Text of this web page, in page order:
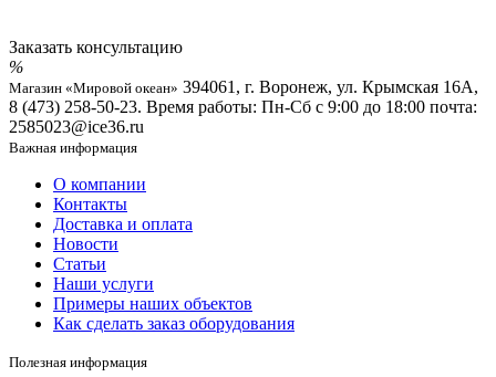
Заказать консультацию
Магазин «Мировой океан» 394061, г. Воронеж, ул. Крымская 16А,
8 (473) 258-50-23. Время работы: Пн-Сб с 9:00 до 18:00 почта:
2585023@ice36.ru
Важная информация
О компании
Контакты
Доставка и оплата
Новости
Статьи
Наши услуги
Примеры наших объектов
Как сделать заказ оборудования
Полезная информация